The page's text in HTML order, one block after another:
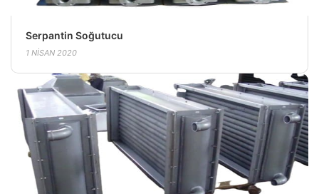
Serpantin Soğutucu
1 NISAN 2020